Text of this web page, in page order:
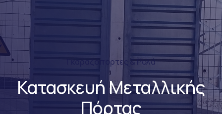
Γκαραζόπορτες & Ρολά
Κατασκευή Μεταλλικής
Πόρτας